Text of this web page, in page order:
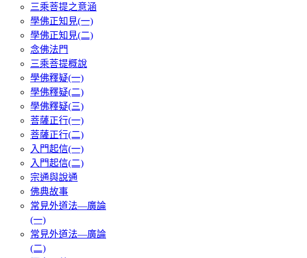
三乘菩提之意涵
學佛正知見(一)
學佛正知見(二)
念佛法門
三乘菩提概說
學佛釋疑(一)
學佛釋疑(二)
學佛釋疑(三)
菩薩正行(一)
菩薩正行(二)
入門起信(一)
入門起信(二)
宗通與說通
佛典故事
常見外道法—廣論
(一)
常見外道法—廣論
(二)